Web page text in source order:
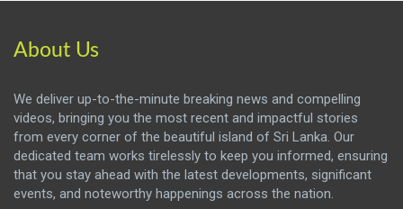
About Us
We deliver up-to-the-minute breaking news and compelling
videos, bringing you the most recent and impactful stories
from every corner of the beautiful island of Sri Lanka. Our
dedicated team works tirelessly to keep you informed, ensuring
that you stay ahead with the latest developments, significant
events, and noteworthy happenings across the nation.